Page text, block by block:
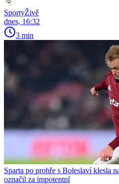
SportyŽivě
dnes, 16:32
3 min
Sparta po prohře s Boleslaví klesla
označil za impotentní